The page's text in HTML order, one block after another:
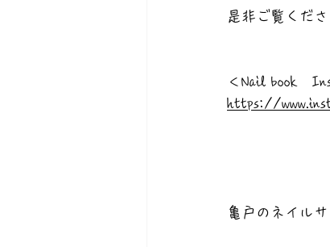
是非ご覧くださ
＜Nail book　
https://
亀戸のネイル